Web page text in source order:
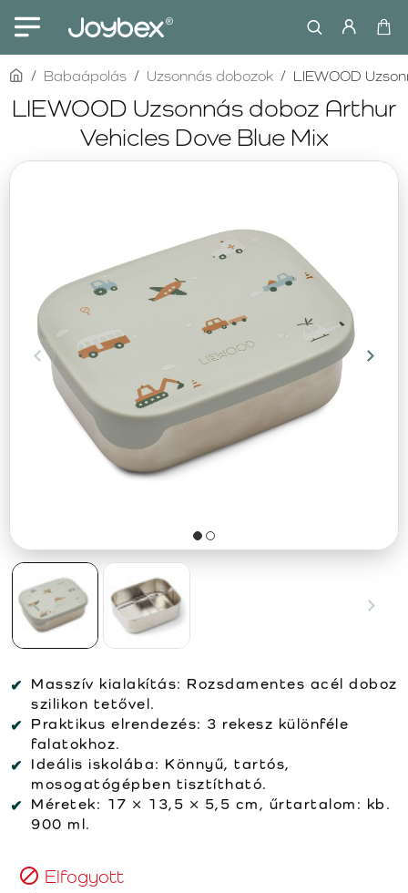
LIEWOOD Uzsonnás doboz Arthur
Vehicles Dove Blue Mix
homeBabaápolás Uzsonnás dobozok LIEWOOD
Masszív kialakítás: Rozsdamentes acél doboz
szilikon tetővel.
Praktikus elrendezés: 3 rekesz különféle
falatokhoz.
Ideális iskolába: Könnyű, tartós,
mosogatógépben tisztítható.
Méretek: 17 × 13,5 × 5,5 cm, űrtartalom: kb.
900 ml.
Elfogyott